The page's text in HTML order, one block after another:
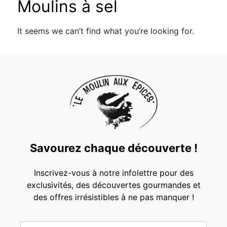
Moulins à sel
It seems we can’t find what you’re looking for.
Savourez chaque découverte !
Inscrivez-vous à notre infolettre pour des
exclusivités, des découvertes gourmandes et
des offres irrésistibles à ne pas manquer !